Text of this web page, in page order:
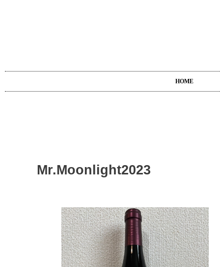
HOME
Mr.Moonlight2023